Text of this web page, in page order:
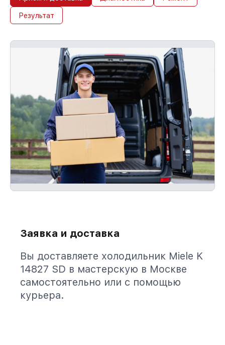
Результат
Заявка и доставка
Вы доставляете холодильник Miele K
14827 SD в мастерскую в Москве
самостоятельно или с помощью
курьера.